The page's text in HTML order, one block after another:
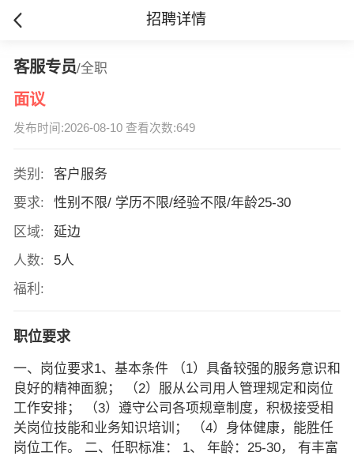
招聘详情
客服专员/全职
面议
发布时间:2026-08-10 查看次数:649
类别:
客户服务
要求:
性别不限/ 学历不限/经验不限/年龄25-30
区域:
延边
人数:
5人
福利:
职位要求
一、岗位要求1、基本条件 （1）具备较强的服务意识和
良好的精神面貌； （2）服从公司用人管理规定和岗位
工作安排； （3）遵守公司各项规章制度，积极接受相
关岗位技能和业务知识培训； （4）身体健康，能胜任
岗位工作。 二、任职标准： 1、 年龄：25-30， 有丰富